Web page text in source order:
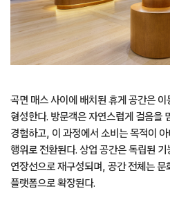
곡면 매스 사이에 배치된 휴게 공간은
형성한다. 방문객은 자연스럽게 걸음을
경험하고, 이 과정에서 소비는 목적이
행위로 전환된다. 상업 공간은 독립된 기
연장선으로 재구성되며, 공간 전체는 문
플랫폼으로 확장된다.